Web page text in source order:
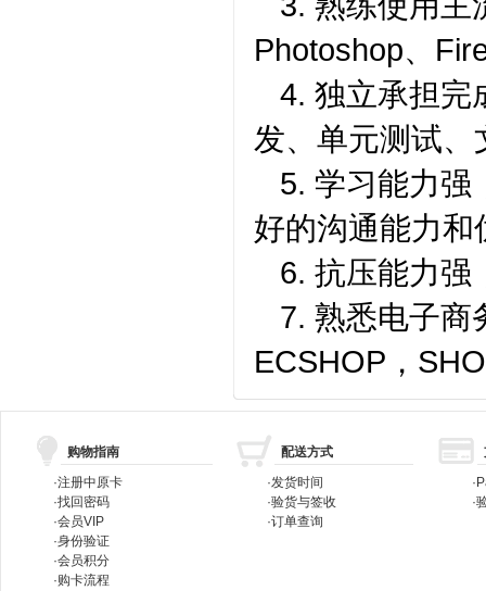
Photoshop、
4. 独立承担完
发、单元测试、
5. 学习能力强
好的沟通能力
6. 抗压能力强
7. 熟悉电子商
ECSHOP，
购物指南
·注册中原卡
·找回密码
·会员VIP
·身份验证
·会员积分
·购卡流程
配送方式
·发货时间
·验货与签收
·订单查询
·
·